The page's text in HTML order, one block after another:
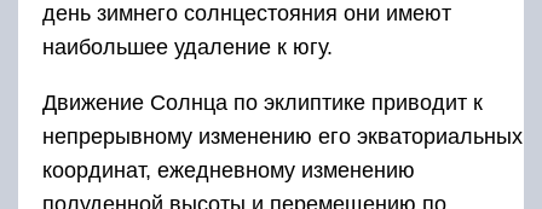
день зимнего солнцестояния они имеют
наибольшее удаление к югу.
Движение Солнца по эклиптике приводит к
непрерывному из­менению его экваториальных
координат, ежедневному изменению
полуденной высоты и перемещению по